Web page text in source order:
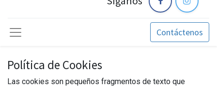
Contáctenos
Política de Cookies
Las cookies son pequeños fragmentos de texto que